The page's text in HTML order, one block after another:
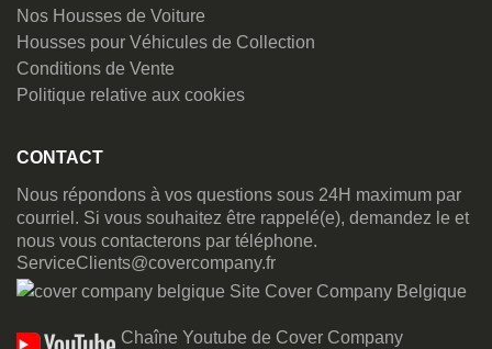
Nos Housses de Voiture
Housses pour Véhicules de Collection
Conditions de Vente
Politique relative aux cookies
CONTACT
Nous répondons à vos questions sous 24H maximum par
courriel. Si vous souhaitez être rappelé(e), demandez le et
nous vous contacterons par téléphone.
ServiceClients@covercompany.fr
Site Cover Company Belgique
Chaîne Youtube de Cover Company